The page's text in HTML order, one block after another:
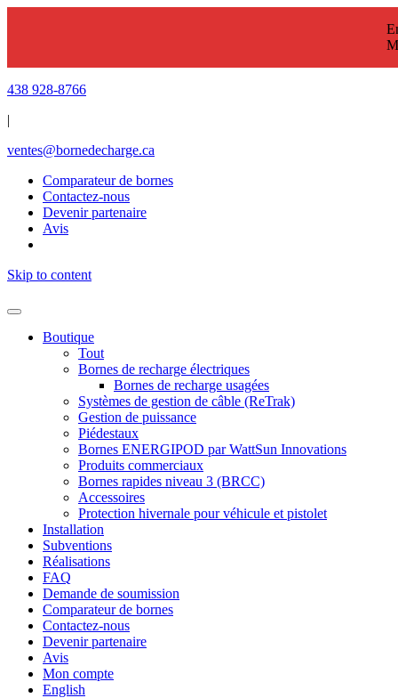
438 928-8766
|
ventes@bornedecharge.ca
Comparateur de bornes
Contactez-nous
Devenir partenaire
Avis
Skip to content
Boutique
Tout
Bornes de recharge électriques
Bornes de recharge usagées
Systèmes de gestion de câble (ReTrak)
Gestion de puissance
Piédestaux
Bornes ENERGIPOD par WattSun Innovations
Produits commerciaux
Bornes rapides niveau 3 (BRCC)
Accessoires
Protection hivernale pour véhicule et pistolet
Installation
Subventions
Réalisations
FAQ
Demande de soumission
Comparateur de bornes
Contactez-nous
Devenir partenaire
Avis
Mon compte
English